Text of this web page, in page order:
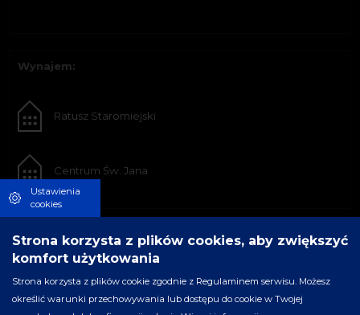
Wynajem:
Ratusz Staromiejski
Centrum Św. Jana
Ustawienia
cookies
Strona korzysta z plików cookies, aby zwiększyć
komfort użytkowania
Strona korzysta z plików cookie zgodnie z Regulaminem serwisu. Możesz
określić warunki przechowywania lub dostępu do cookie w Twojej